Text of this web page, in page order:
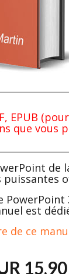
EPUB
que vous
est
de ce